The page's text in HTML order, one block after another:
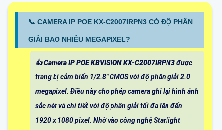
📞 CAMERA IP POE KX-C2007IRPN3 CÓ ĐỘ PHÂN
GIẢI BAO NHIÊU MEGAPIXEL?
👍Camera IP POE KBVISION KX-C2007IRPN3được
trang bị cảm biến 1/2.8" CMOS với độ phân giải 2.0
megapixel. Điều này cho phép camera ghi lại hình ảnh
sắc nét và chi tiết với độ phân giải tối đa lên đến
1920 x 1080 pixel. Nhờ vào công nghệ Starlight